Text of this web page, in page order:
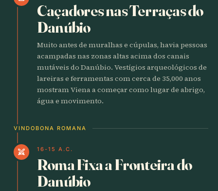
Caçadores nas Terraças do
Danúbio
Muito antes de muralhas e cúpulas, havia pessoas
acampadas nas zonas altas acima dos canais
mutáveis do Danúbio. Vestígios arqueológicos de
lareiras e ferramentas com cerca de 35,000 anos
mostram Viena a começar como lugar de abrigo,
água e movimento.
VINDOBONA ROMANA
swords 16-15 A.C.
Roma Fixa a Fronteira do
Danúbio